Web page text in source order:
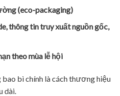
(eco-packaging)
thông tin truy xuất nguồn gốc,
theo mùa lễ hội
bì chính là cách thương hiệu
dài.